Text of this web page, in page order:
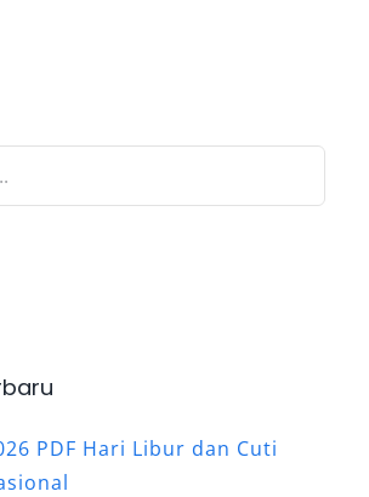
PDF Hari Libur dan Cuti